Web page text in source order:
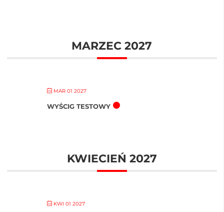
MARZEC 2027
MAR 01 2027
WYŚCIG TESTOWY
KWIECIEŃ 2027
KWI 01 2027